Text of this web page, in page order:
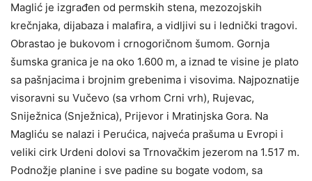
Maglić je izgrađen od permskih stena, mezozojskih
krečnjaka, dijabaza i malafira, a vidljivi su i lednički tragovi.
Obrastao je bukovom i crnogoričnom šumom. Gornja
šumska granica je na oko 1.600 m, a iznad te visine je plato
sa pašnjacima i brojnim grebenima i visovima. Najpoznatije
visoravni su Vučevo (sa vrhom Crni vrh), Rujevac,
Sniježnica (Snježnica), Prijevor i Mratinjska Gora. Na
Magliću se nalazi i Perućica, najveća prašuma u Evropi i
veliki cirk Urdeni dolovi sa Trnovačkim jezerom na 1.517 m.
Podnožje planine i sve padine su bogate vodom, sa